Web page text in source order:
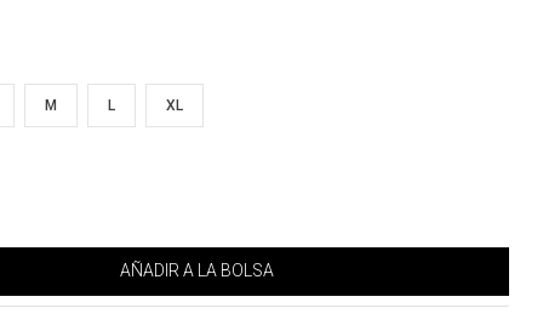
M L XL
AÑADIR A LA BOLSA